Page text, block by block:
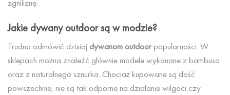
zgniliznę.
Jakie dywany outdoor są w modzie?
Trudno odmówić dzisiaj dywanom outdoorpopularności. W
sklepach można znaleźć głównie modele wykonane z bambusa
oraz z naturalnego sznurka. Chociaż kupowane są dość
powszechnie, nie są tak odporne na działanie wilgoci czy